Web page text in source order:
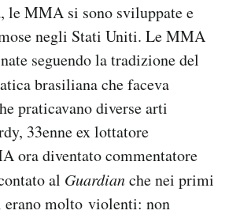
MMA si sono sviluppate e
negli Stati Uniti. Le MMA
seguendo la tradizione del
brasiliana che faceva
praticavano diverse arti
33enne ex lottatore
ora diventato commentatore
al Guardianche nei primi
molto violenti: non